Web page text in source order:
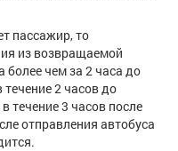
пассажир, то
из возвращаемой
более чем за 2 часа до
течение 2 часов до
течение 3 часов после
отправления автобуса